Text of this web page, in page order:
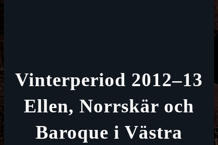
Vinterperiod 2012–13
Ellen, Norrskär och
Baroque i Västra